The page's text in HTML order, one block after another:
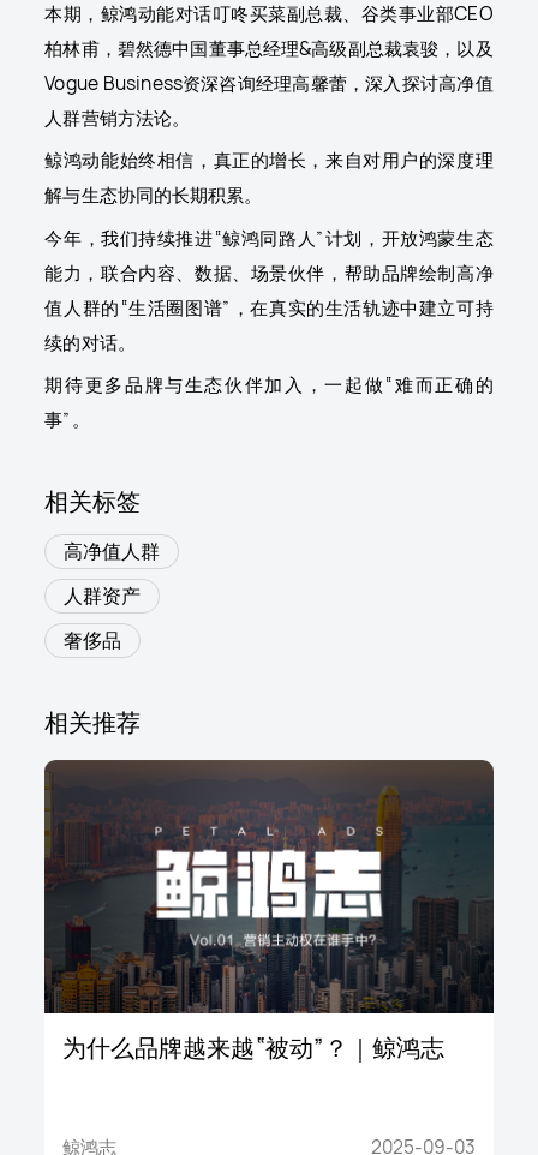
本期，鲸鸿动能对话叮咚买菜副总裁、谷类事业部CEO
柏林甫，碧然德中国董事总经理&高级副总裁袁骏，以及
Vogue Business资深咨询经理高馨蕾，深入探讨高净值
人群营销方法论。
鲸鸿动能始终相信，真正的增长，来自对用户的深度理
解与生态协同的长期积累。
今年，我们持续推进“鲸鸿同路人”计划，开放鸿蒙生态
能力，联合内容、数据、场景伙伴，帮助品牌绘制高净
值人群的“生活圈图谱”，在真实的生活轨迹中建立可持
续的对话。
期待更多品牌与生态伙伴加入，一起做“难而正确的
事”。
相关标签
高净值人群
人群资产
奢侈品
相关推荐
为什么品牌越来越“被动”？｜鲸鸿志
鲸鸿志 2025-09-03